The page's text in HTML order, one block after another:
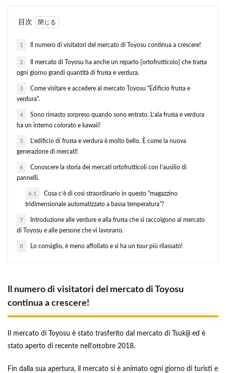
目次
1 Il numero di visitatori del mercato di Toyosu continua a crescere!
2
Il mercato di Toyosu ha anche un reparto [ortofrutticolo] che tratta
ogni giorno grandi quantità di frutta e verdura.
3
Come visitare e accedere al mercato Toyosu “Edificio frutta e
verdura”.
4
Sono rimasto sorpreso quando sono entrato. L’ala frutta e verdura
ha un interno colorato e kawaii!
5
L’edificio di frutta e verdura è molto bello. È come la nuova
generazione di mercati!
6
Conoscere la storia dei mercati ortofrutticoli con l’ausilio di
pannelli.
6.1
Cosa c’è di così straordinario in questo “magazzino
tridimensionale automatizzato a bassa temperatura”?
7
Introduzione alle verdure e alla frutta che si raccolgono al mercato
di Toyosu e alle persone che vi lavorano.
8 Lo consiglio, è meno affollato e si ha un tour più rilassato!
Il numero di visitatori del mercato di Toyosu
continua a crescere!
Il mercato di Toyosu è stato trasferito dal mercato di Tsukiji ed è
stato aperto di recente nell’ottobre 2018.
Fin dalla sua apertura, il mercato si è animato ogni giorno di turisti e